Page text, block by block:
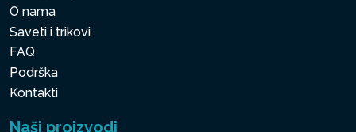
O nama
Saveti i trikovi
FAQ
Podrška
Kontakti
Naši proizvodi